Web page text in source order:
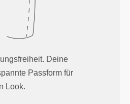
Deine
Passform für
Look.